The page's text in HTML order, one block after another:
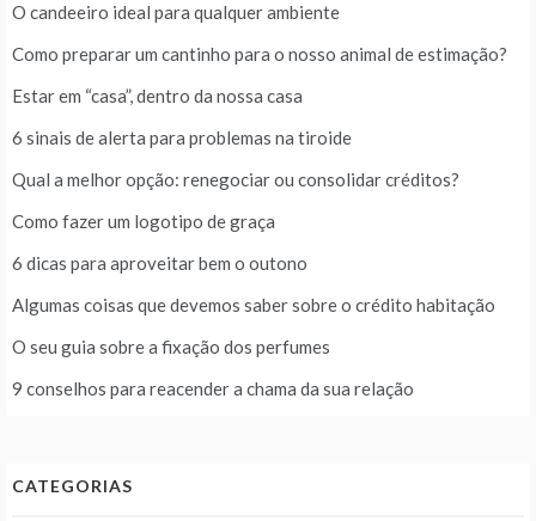
O candeeiro ideal para qualquer ambiente
Como preparar um cantinho para o nosso animal de estimação?
Estar em “casa”, dentro da nossa casa
6 sinais de alerta para problemas na tiroide
Qual a melhor opção: renegociar ou consolidar créditos?
Como fazer um logotipo de graça
6 dicas para aproveitar bem o outono
Algumas coisas que devemos saber sobre o crédito habitação
O seu guia sobre a fixação dos perfumes
9 conselhos para reacender a chama da sua relação
CATEGORIAS